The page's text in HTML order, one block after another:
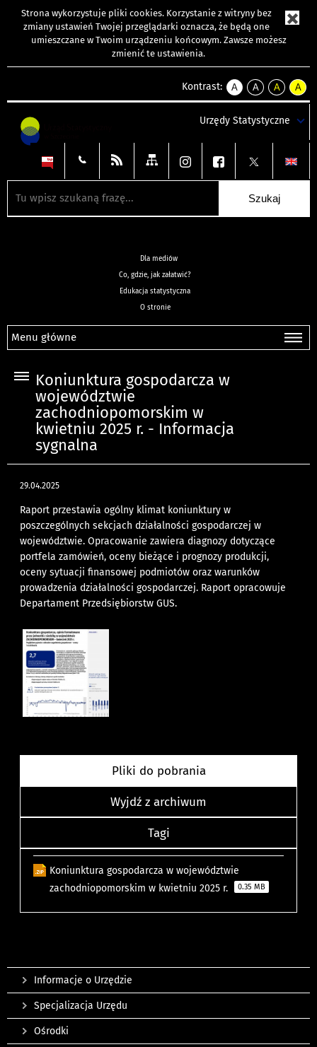
Strona wykorzystuje pliki cookies. Korzystanie z witryny bez
zmiany ustawień Twojej przeglądarki oznacza, że będą one
umieszczane w Twoim urządzeniu końcowym. Zawsze możesz
zmienić te ustawienia.
Kontrast:
A
kontrast
A
kontrast
tekst
czarnym
A
kontrast
tekst
czarnym
A
tekst
żółtym
Urzędy Statystyczne
Dla mediów
Co, gdzie, jak załatwić?
Edukacja statystyczna
O stronie
Menu główne
Koniunktura gospodarcza w
województwie
zachodniopomorskim w
kwietniu 2025 r. - Informacja
sygnalna
29.04.2025
Raport przestawia ogólny klimat koniunktury w
poszczególnych sekcjach działalności gospodarczej w
województwie. Opracowanie zawiera diagnozy dotyczące
portfela zamówień, oceny bieżące i prognozy produkcji,
oceny sytuacji finansowej podmiotów oraz warunków
prowadzenia działalności gospodarczej. Raport opracowuje
Departament Przedsiębiorstw GUS.
Pliki do pobrania
Wyjdź z archiwum
Tagi
Koniunktura gospodarcza w województwie
zachodniopomorskim w kwietniu 2025 r.
0.35 MB
Informacje o Urzędzie
Specjalizacja Urzędu
Ośrodki